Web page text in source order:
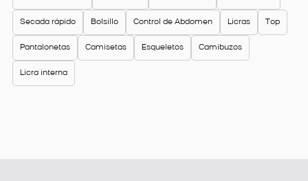
Secada rápido Bolsillo Control de Abdomen Licras Top
Pantalonetas Camisetas Esqueletos Camibuzos
Licra interna